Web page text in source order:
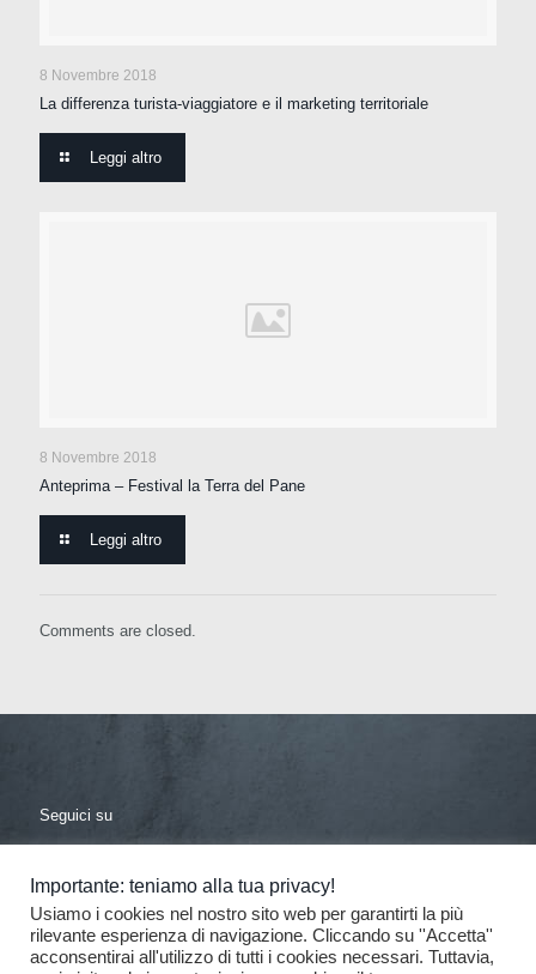
8 Novembre 2018
La differenza turista-viaggiatore e il marketing territoriale
Leggi altro
8 Novembre 2018
Anteprima – Festival la Terra del Pane
Leggi altro
Comments are closed.
Seguici su
Importante: teniamo alla tua privacy!
Usiamo i cookies nel nostro sito web per garantirti la più
rilevante esperienza di navigazione. Cliccando su ''Accetta''
acconsentirai all'utilizzo di tutti i cookies necessari. Tuttavia,